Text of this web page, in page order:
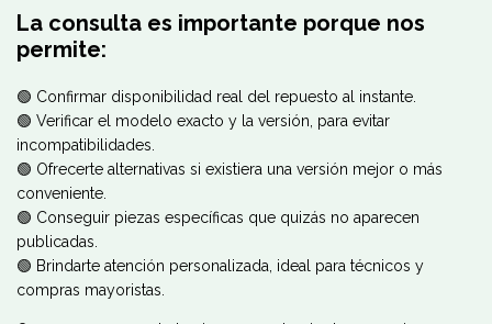
La consulta es importante porque nos
permite:
🟢 Confirmar disponibilidad real del repuesto al instante.
🟢 Verificar el modelo exacto y la versión, para evitar
incompatibilidades.
🟢 Ofrecerte alternativas si existiera una versión mejor o más
conveniente.
🟢 Conseguir piezas específicas que quizás no aparecen
publicadas.
🟢 Brindarte atención personalizada, ideal para técnicos y
compras mayoristas.